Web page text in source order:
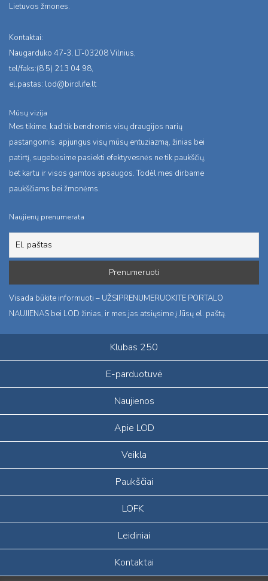
Lietuvos žmones.
Kontaktai:
Naugarduko 47-3, LT-03208 Vilnius,
tel/faks:(8 5) 213 04 98,
el.pastas: lod@birdlife.lt
Mūsų vizija
Mes tikime, kad tik bendromis visų draugijos narių
pastangomis, apjungus visų mūsų entuziazmą, žinias bei
patirtį, sugebėsime pasiekti efektyvesnės ne tik paukščių,
bet kartu ir visos gamtos apsaugos. Todėl mes dirbame
paukščiams bei žmonėms.
Naujienų prenumerata
Visada būkite informuoti – UŽSIPRENUMERUOKITE PORTALO
NAUJIENAS bei LOD žinias, ir mes jas atsiųsime į Jūsų el. paštą.
Klubas 250
E-parduotuvė
Naujienos
Apie LOD
Veikla
Paukščiai
LOFK
Leidiniai
Kontaktai